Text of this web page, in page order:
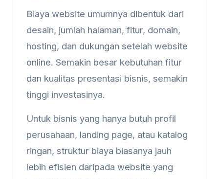
Biaya website umumnya dibentuk dari
desain, jumlah halaman, fitur, domain,
hosting, dan dukungan setelah website
online. Semakin besar kebutuhan fitur
dan kualitas presentasi bisnis, semakin
tinggi investasinya.
Untuk bisnis yang hanya butuh profil
perusahaan, landing page, atau katalog
ringan, struktur biaya biasanya jauh
lebih efisien daripada website yang